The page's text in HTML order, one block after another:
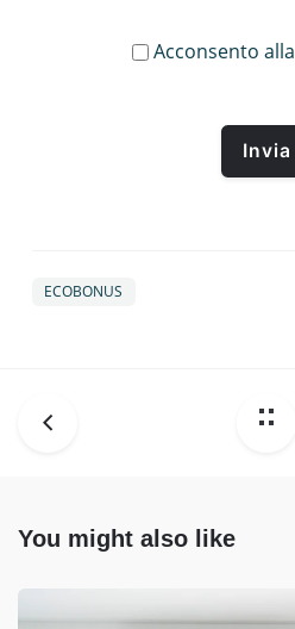
Acconsento alla
ECOBONUS
You might also like